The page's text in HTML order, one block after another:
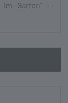
im Garten" -